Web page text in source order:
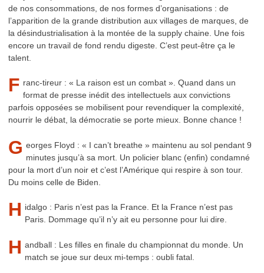
de nos consommations, de nos formes d’organisations : de
l’apparition de la grande distribution aux villages de marques, de
la désindustrialisation à la montée de la supply chaine. Une fois
encore un travail de fond rendu digeste. C’est peut-être ça le
talent.
F ranc-tireur : « La raison est un combat ». Quand dans un
format de presse inédit des intellectuels aux convictions
parfois opposées se mobilisent pour revendiquer la complexité,
nourrir le débat, la démocratie se porte mieux. Bonne chance !
G eorges Floyd : « I can’t breathe » maintenu au sol pendant 9
minutes jusqu’à sa mort. Un policier blanc (enfin) condamné
pour la mort d’un noir et c’est l’Amérique qui respire à son tour.
Du moins celle de Biden.
H idalgo : Paris n’est pas la France. Et la France n’est pas
Paris. Dommage qu’il n’y ait eu personne pour lui dire.
H andball : Les filles en finale du championnat du monde. Un
match se joue sur deux mi-temps : oubli fatal.